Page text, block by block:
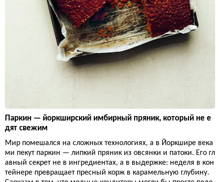
Паркин — йоркширский имбирный пряник, который не е
дят свежим
Мир помешался на сложных технологиях, а в Йоркшире века
ми пекут паркин — липкий пряник из овсянки и патоки. Его гл
авный секрет не в ингредиентах, а в выдержке: неделя в кон
тейнере превращает пресный корж в карамельную глубину.